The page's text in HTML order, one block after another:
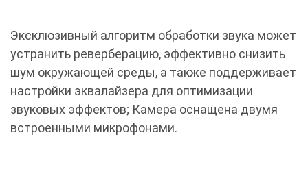
Эксклюзивный алгоритм обработки звука может
устранить реверберацию, эффективно снизить
шум окружающей среды, а также поддерживает
настройки эквалайзера для оптимизации
звуковых эффектов; Камера оснащена двумя
встроенными микрофонами.